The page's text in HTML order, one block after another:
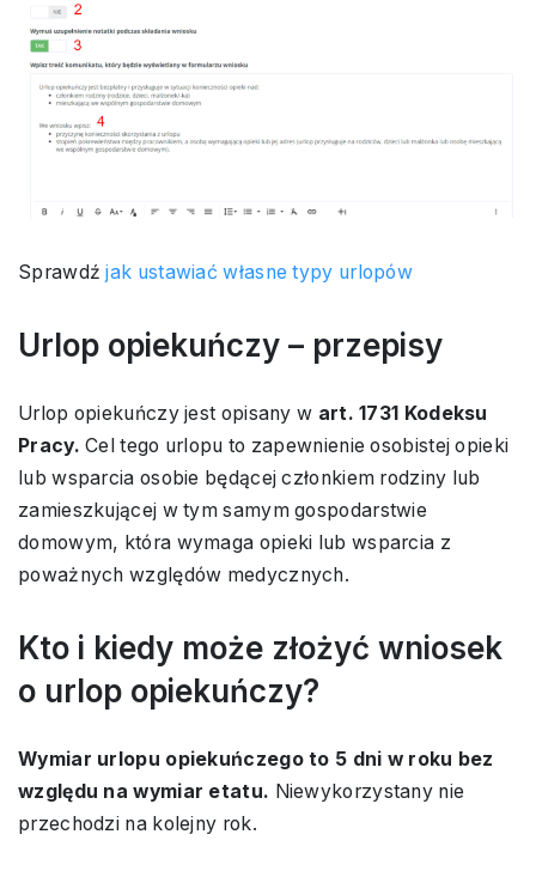
Sprawdźjak ustawiać własne typy urlopów
Urlop opiekuńczy – przepisy
Urlop opiekuńczy jest opisany w art. 1731 Kodeksu
Pracy.Cel tego urlopu to zapewnienie osobistej opieki
lub wsparcia osobie będącej członkiem rodziny lub
zamieszkującej w tym samym gospodarstwie
domowym, która wymaga opieki lub wsparcia z
poważnych względów medycznych.
Kto i kiedy może złożyć wniosek
o urlop opiekuńczy?
Wymiar urlopu opiekuńczego to 5 dni w roku bez
względu na wymiar etatu. Niewykorzystany nie
przechodzi na kolejny rok.